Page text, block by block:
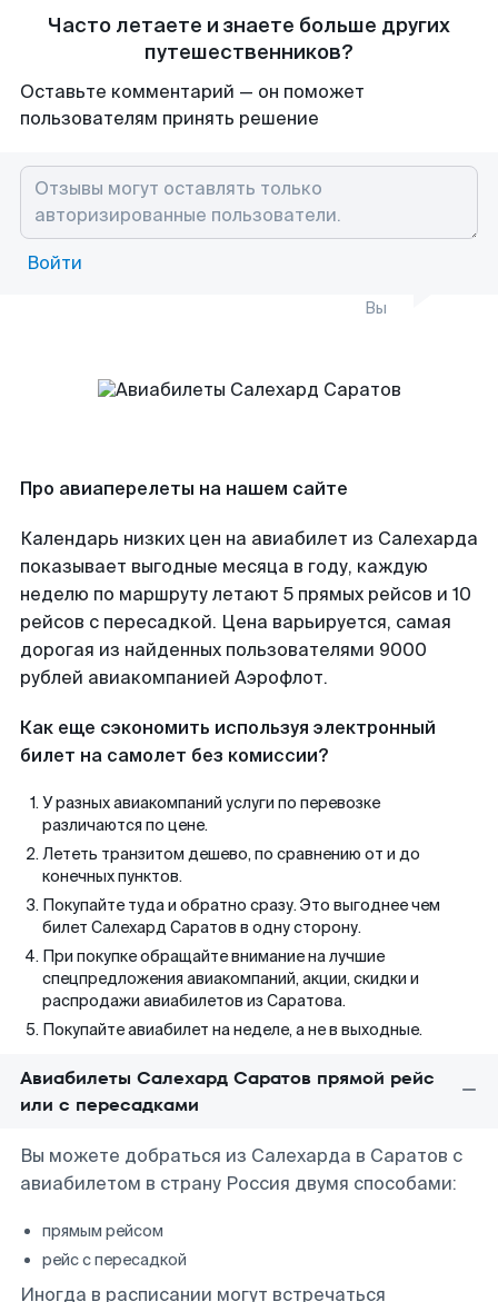
Часто летаете и знаете больше других
путешественников?
Оставьте комментарий — он поможет
пользователям принять решение
Войти
Вы
Про авиаперелеты на нашем сайте
Календарь низких цен на авиабилет из Салехарда
показывает выгодные месяца в году, каждую
неделю по маршруту летают 5 прямых рейсов и 10
рейсов с пересадкой. Цена варьируется, самая
дорогая из найденных пользователями 9000
рублей авиакомпанией Аэрофлот.
Как еще сэкономить используя электронный
билет на самолет без комиссии?
У разных авиакомпаний услуги по перевозке
различаются по цене.
Лететь транзитом дешево, по сравнению от и до
конечных пунктов.
Покупайте туда и обратно сразу. Это выгоднее чем
билет Салехард Саратов в одну сторону.
При покупке обращайте внимание на лучшие
спецпредложения авиакомпаний, акции, скидки и
распродажи авиабилетов из Саратова.
Покупайте авиабилет на неделе, а не в выходные.
Авиабилеты Салехард Саратов прямой рейс
или с пересадками
Вы можете добраться из Салехарда в Саратов с
авиабилетом в страну Россия двумя способами:
прямым рейсом
рейс с пересадкой
Иногда в расписании могут встречаться